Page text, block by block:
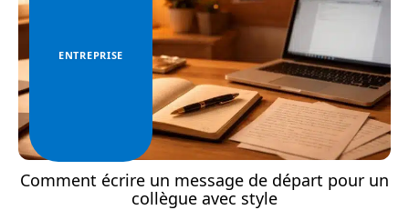
ENTREPRISE
Comment écrire un message de départ pour un
collègue avec style